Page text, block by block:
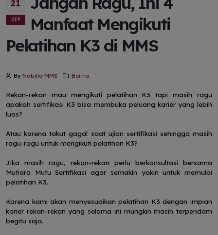
21
SEP
Manfaat Mengikuti
Pelatihan K3 di MMS
By Nabilla MMS Berita
Rekan-rekan mau mengikuti pelatihan K3 tapi masih ragu
apakah sertifikasi K3 bisa membuka peluang karier yang lebih
luas?
Atau karena takut gagal saat ujian sertifikasi sehingga masih
ragu-ragu untuk mengikuti pelatihan K3?
Jika masih ragu, rekan-rekan perlu berkonsultasi bersama
Mutiara Mutu Sertifikasi agar semakin yakin untuk memulai
pelatihan K3.
Karena kami akan menyesuaikan pelatihan K3 dengan impian
karier rekan-rekan yang selama ini mungkin masih terpendam
begitu saja.